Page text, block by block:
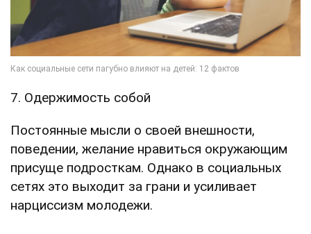
7. Одержимость собой
Постоянные мысли о своей внешности,
поведении, желание нравиться окружающим
присуще подросткам. Однако в социальных
сетях это выходит за грани и усиливает
нарциссизм молодежи.